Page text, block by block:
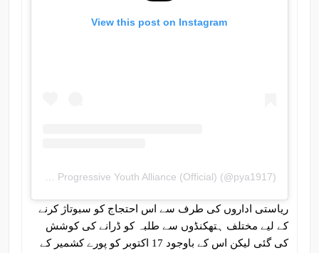
View this post on Instagram
ریاستی اداروں کی طرف سے اس احتجاج کو سبوتاژ کرنے
کے لیے مختلف ہتھکنڈوں سے طلبہ کو ڈرانے کی کوشش
کی گئی لیکن اس کے باوجود 17 اکتوبر کو پورے کشمیر کے